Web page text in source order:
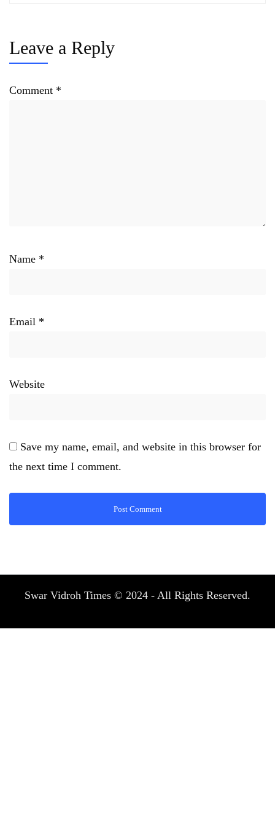
Leave a Reply
Comment *
Name *
Email *
Website
Save my name, email, and website in this browser for
the next time I comment.
Swar Vidroh Times © 2024 - All Rights Reserved.